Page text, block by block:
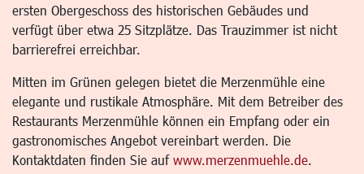
ersten Obergeschoss des historischen Gebäudes und
verfügt über etwa 25 Sitzplätze. Das Trauzimmer ist nicht
barrierefrei erreichbar.
Mitten im Grünen gelegen bietet die Merzenmühle eine
elegante und rustikale Atmosphäre. Mit dem Betreiber des
Restaurants Merzenmühle können ein Empfang oder ein
gastronomisches Angebot vereinbart werden. Die
Kontaktdaten finden Sie auf www.merzenmuehle.de.